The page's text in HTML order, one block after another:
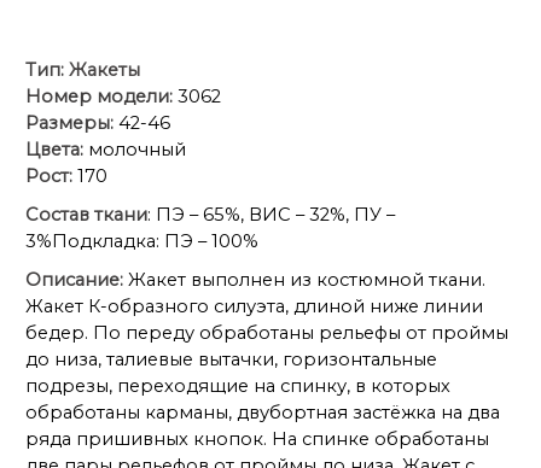
Тип: Жакеты
Номер модели: 3062
Размеры: 42-46
Цвета: молочный
Рост: 170
Состав ткани: ПЭ – 65%, ВИС – 32%, ПУ –
3%Подкладка: ПЭ – 100%
Описание: Жакет выполнен из костюмной ткани.
Жакет К-образного силуэта, длиной ниже линии
бедер. По переду обработаны рельефы от проймы
до низа, талиевые вытачки, горизонтальные
подрезы, переходящие на спинку, в которых
обработаны карманы, двубортная застёжка на два
ряда пришивных кнопок. На спинке обработаны